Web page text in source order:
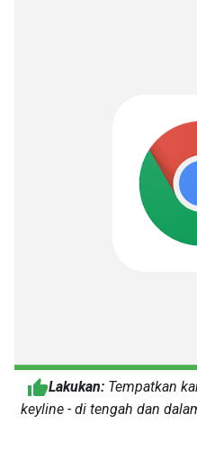
Lakukan:Tempatkan
keyline - di tengah dan